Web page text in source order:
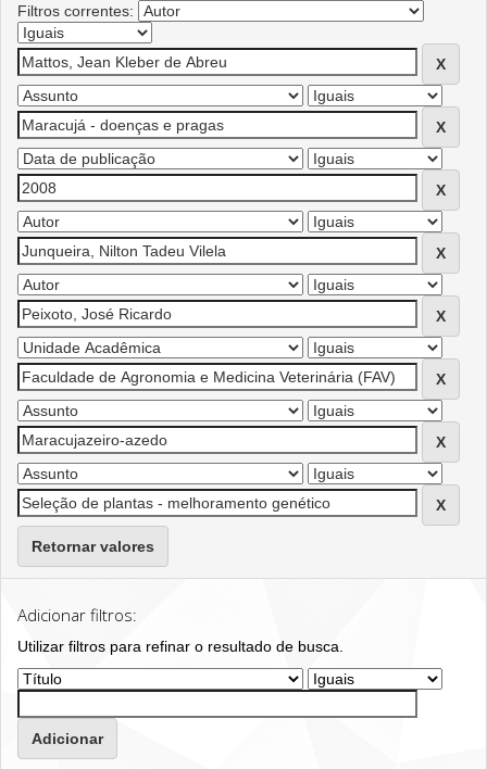
Filtros correntes:
Retornar valores
Adicionar filtros:
Utilizar filtros para refinar o resultado de busca.